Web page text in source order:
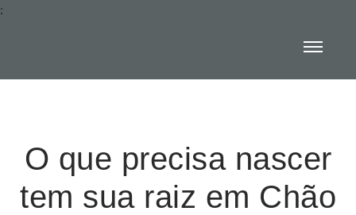
:
O que precisa nascer
tem sua raiz em Chão